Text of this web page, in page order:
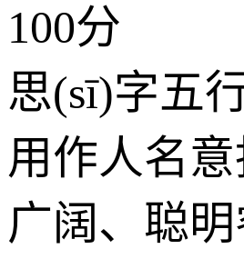
100分
思(sī)字五
用作人名
广阔、聪